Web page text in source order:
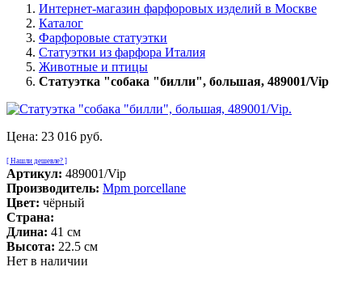
Интернет-магазин фарфоровых изделий в Москве
Каталог
Фарфоровые статуэтки
Статуэтки из фарфора Италия
Животные и птицы
Статуэтка "собака "билли", большая, 489001/Vip
Цена: 23 016 руб.
[ Нашли дешевле? ]
Артикул: 489001/Vip
Производитель: Mpm porcellane
Цвет: чёрный
Страна:
Длина: 41 см
Высота: 22.5 см
Нет в наличии